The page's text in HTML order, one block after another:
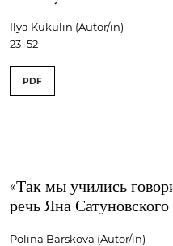
Ilya Kukulin (Autor/in)
23–52
PDF
«Так мы учились
речь Яна Сатуновского
Polina Barskova (Autor/in)